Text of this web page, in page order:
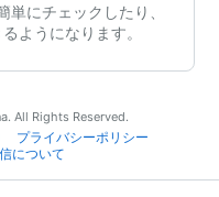
にチェックしたり、
ようになります。
All Rights Reserved.
プライバシーポリシー
について